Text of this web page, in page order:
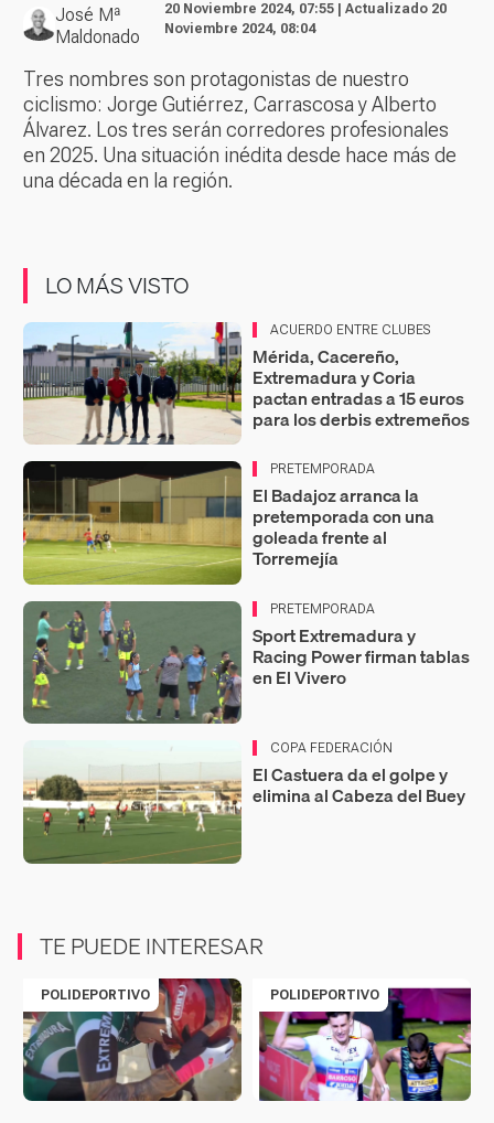
José Mª
Maldonado
20 Noviembre 2024, 07:55 | Actualizado 20
Noviembre 2024, 08:04
Tres nombres son protagonistas de nuestro
ciclismo: Jorge Gutiérrez, Carrascosa y Alberto
Álvarez. Los tres serán corredores profesionales
en 2025. Una situación inédita desde hace más de
una década en la región.
LO MÁS VISTO
ACUERDO ENTRE CLUBES
Mérida, Cacereño,
Extremadura y Coria
pactan entradas a 15 euros
para los derbis extremeños
PRETEMPORADA
El Badajoz arranca la
pretemporada con una
goleada frente al
Torremejía
PRETEMPORADA
Sport Extremadura y
Racing Power firman tablas
en El Vivero
COPA FEDERACIÓN
El Castuera da el golpe y
elimina al Cabeza del Buey
TE PUEDE INTERESAR
POLIDEPORTIVO POLIDEPORTIVO